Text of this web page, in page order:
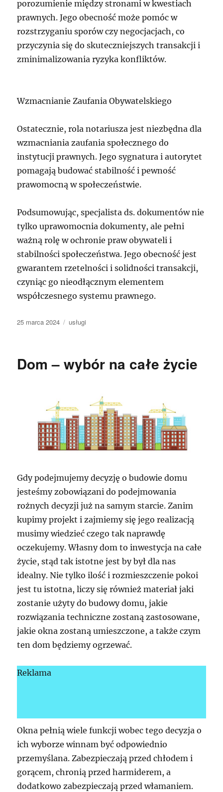
porozumienie między stronami w kwestiach
prawnych. Jego obecność może pomóc w
rozstrzyganiu sporów czy negocjacjach, co
przyczynia się do skuteczniejszych transakcji i
zminimalizowania ryzyka konfliktów.
Wzmacnianie Zaufania Obywatelskiego
Ostatecznie, rola notariusza jest niezbędna dla
wzmacniania zaufania społecznego do
instytucji prawnych. Jego sygnatura i autorytet
pomagają budować stabilność i pewność
prawomocną w społeczeństwie.
Podsumowując, specjalista ds. dokumentów nie
tylko uprawomocnia dokumenty, ale pełni
ważną rolę w ochronie praw obywateli i
stabilności społeczeństwa. Jego obecność jest
gwarantem rzetelności i solidności transakcji,
czyniąc go nieodłącznym elementem
współczesnego systemu prawnego.
Data
25 marca 2024 Kategorie
usługi
Dom – wybór na całe życie
Gdy podejmujemy decyzję o budowie domu
jesteśmy zobowiązani do podejmowania
rożnych decyzji już na samym starcie. Zanim
kupimy projekt i zajmiemy się jego realizacją
musimy wiedzieć czego tak naprawdę
oczekujemy. Własny dom to inwestycja na całe
życie, stąd tak istotne jest by był dla nas
idealny. Nie tylko ilość i rozmieszczenie pokoi
jest tu istotna, liczy się również materiał jaki
zostanie użyty do budowy domu, jakie
rozwiązania techniczne zostaną zastosowane,
jakie okna zostaną umieszczone, a także czym
ten dom będziemy ogrzewać.
Reklama
Okna pełnią wiele funkcji wobec tego decyzja o
ich wyborze winnam być odpowiednio
przemyślana. Zabezpieczają przed chłodem i
gorącem, chronią przed harmiderem, a
dodatkowo zabezpieczają przed włamaniem.